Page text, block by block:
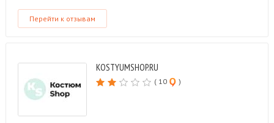
Перейти к отзывам
KOSTYUMSHOP.RU
( 10 )